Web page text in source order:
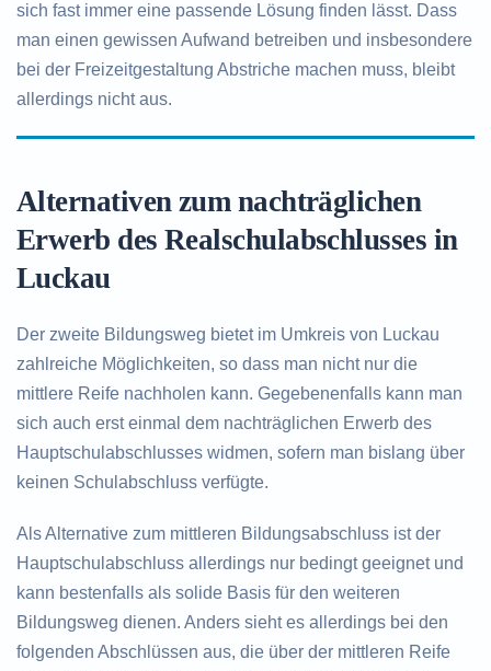
sich fast immer eine passende Lösung finden lässt. Dass
man einen gewissen Aufwand betreiben und insbesondere
bei der Freizeitgestaltung Abstriche machen muss, bleibt
allerdings nicht aus.
Alternativen zum nachträglichen
Erwerb des Realschulabschlusses in
Luckau
Der zweite Bildungsweg bietet im Umkreis von Luckau
zahlreiche Möglichkeiten, so dass man nicht nur die
mittlere Reife nachholen kann. Gegebenenfalls kann man
sich auch erst einmal dem nachträglichen Erwerb des
Hauptschulabschlusses widmen, sofern man bislang über
keinen Schulabschluss verfügte.
Als Alternative zum mittleren Bildungsabschluss ist der
Hauptschulabschluss allerdings nur bedingt geeignet und
kann bestenfalls als solide Basis für den weiteren
Bildungsweg dienen. Anders sieht es allerdings bei den
folgenden Abschlüssen aus, die über der mittleren Reife